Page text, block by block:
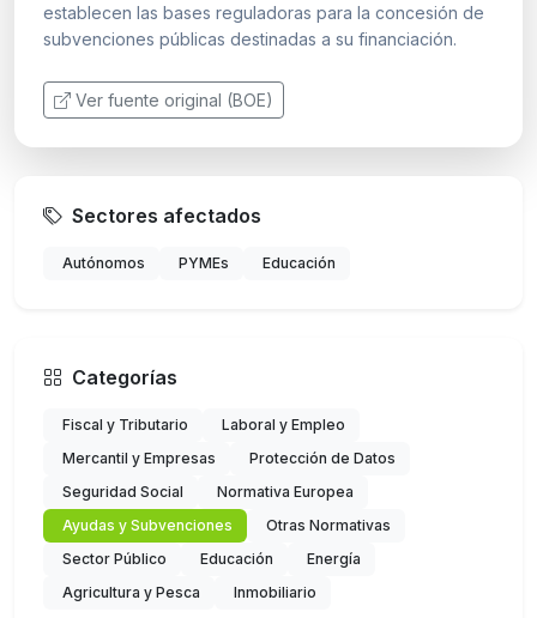
establecen las bases reguladoras para la concesión de
subvenciones públicas destinadas a su financiación.
Ver fuente original (BOE)
Sectores afectados
Autónomos PYMEs Educación
Categorías
Fiscal y Tributario
Laboral y Empleo
Mercantil y Empresas
Protección de Datos
Seguridad Social
Normativa Europea
Ayudas y Subvenciones
Otras Normativas
Sector Público
Educación
Energía
Agricultura y Pesca
Inmobiliario